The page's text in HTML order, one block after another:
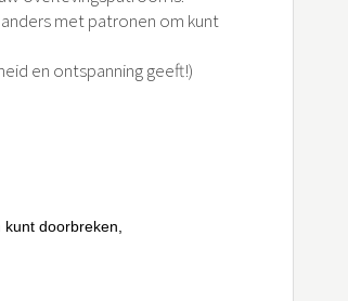
met patronen om kunt
en ontspanning geeft!)
doorbreken,